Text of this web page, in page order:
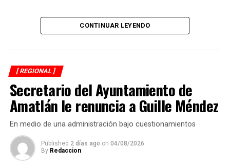
El dirigente sostuvo que una de las prioridades es
garantizar que los productores reciban el pago íntegro
empresa se comprometió a cubrir los adeudos conforme
a la ley y a los acuerdos establecidos al concluir la
molienda.
El Ingenio San Pedro abastecía entre 17 mil y 18 mil
hectáreas de cultivo y concentraba la producción de
alrededor de siete mil cañeros, por lo que el cierre
tendrá repercusiones económicas no sólo en Lerdo de
Tejada, sino también en municipios como Saltabarranca
y Ángel R. Cabada, además de afectar a cortadores de
CONTINUAR LEYENDO
[ REGIONAL ]
Secretario del Ayuntamiento de
Amatlán le renuncia a Guille Méndez
En medio de una administración bajo cuestionamientos
Published 2 días ago on 04/08/2026
By Redaccion